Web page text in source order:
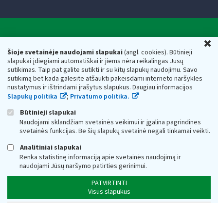
Šioje svetainėje naudojami slapukai(angl. cookies). Būtinieji
slapukai įdiegiami automatiškai ir jiems nėra reikalingas Jūsų
sutikimas. Taip pat galite sutikti ir su kitų slapukų naudojimu. Savo
sutikimą bet kada galėsite atšaukti pakeisdami interneto naršyklės
nustatymus ir ištrindami įrašytus slapukus. Daugiau informacijos
Slapukų politika
; Privatumo politika.
Būtinieji slapukai
Naudojami sklandžiam svetainės veikimui ir įgalina pagrindines
svetainės funkcijas. Be šių slapukų svetainė negali tinkamai veikti.
Analitiniai slapukai
Renka statistinę informaciją apie svetainės naudojimą ir
naudojami Jūsų naršymo patirties gerinimui.
PATVIRTINTI
Visus slapukus
Respublikos finansų ministerijos
Biudžetinė įstaiga. Juridinio asmens kodas — 188659752,
adresas: Vasario 16-osios g. 14, 01107 Vilnius, Lietuva, el.paštas:
vmi@vmi.lt, E. pristatymo dėžutės adresas 188659752
Duomenys apie Valstybinę mokesčių inspekciją prie Lietuvos
Respublikos finansų ministerijos kaupiami ir saugomi Juridinių